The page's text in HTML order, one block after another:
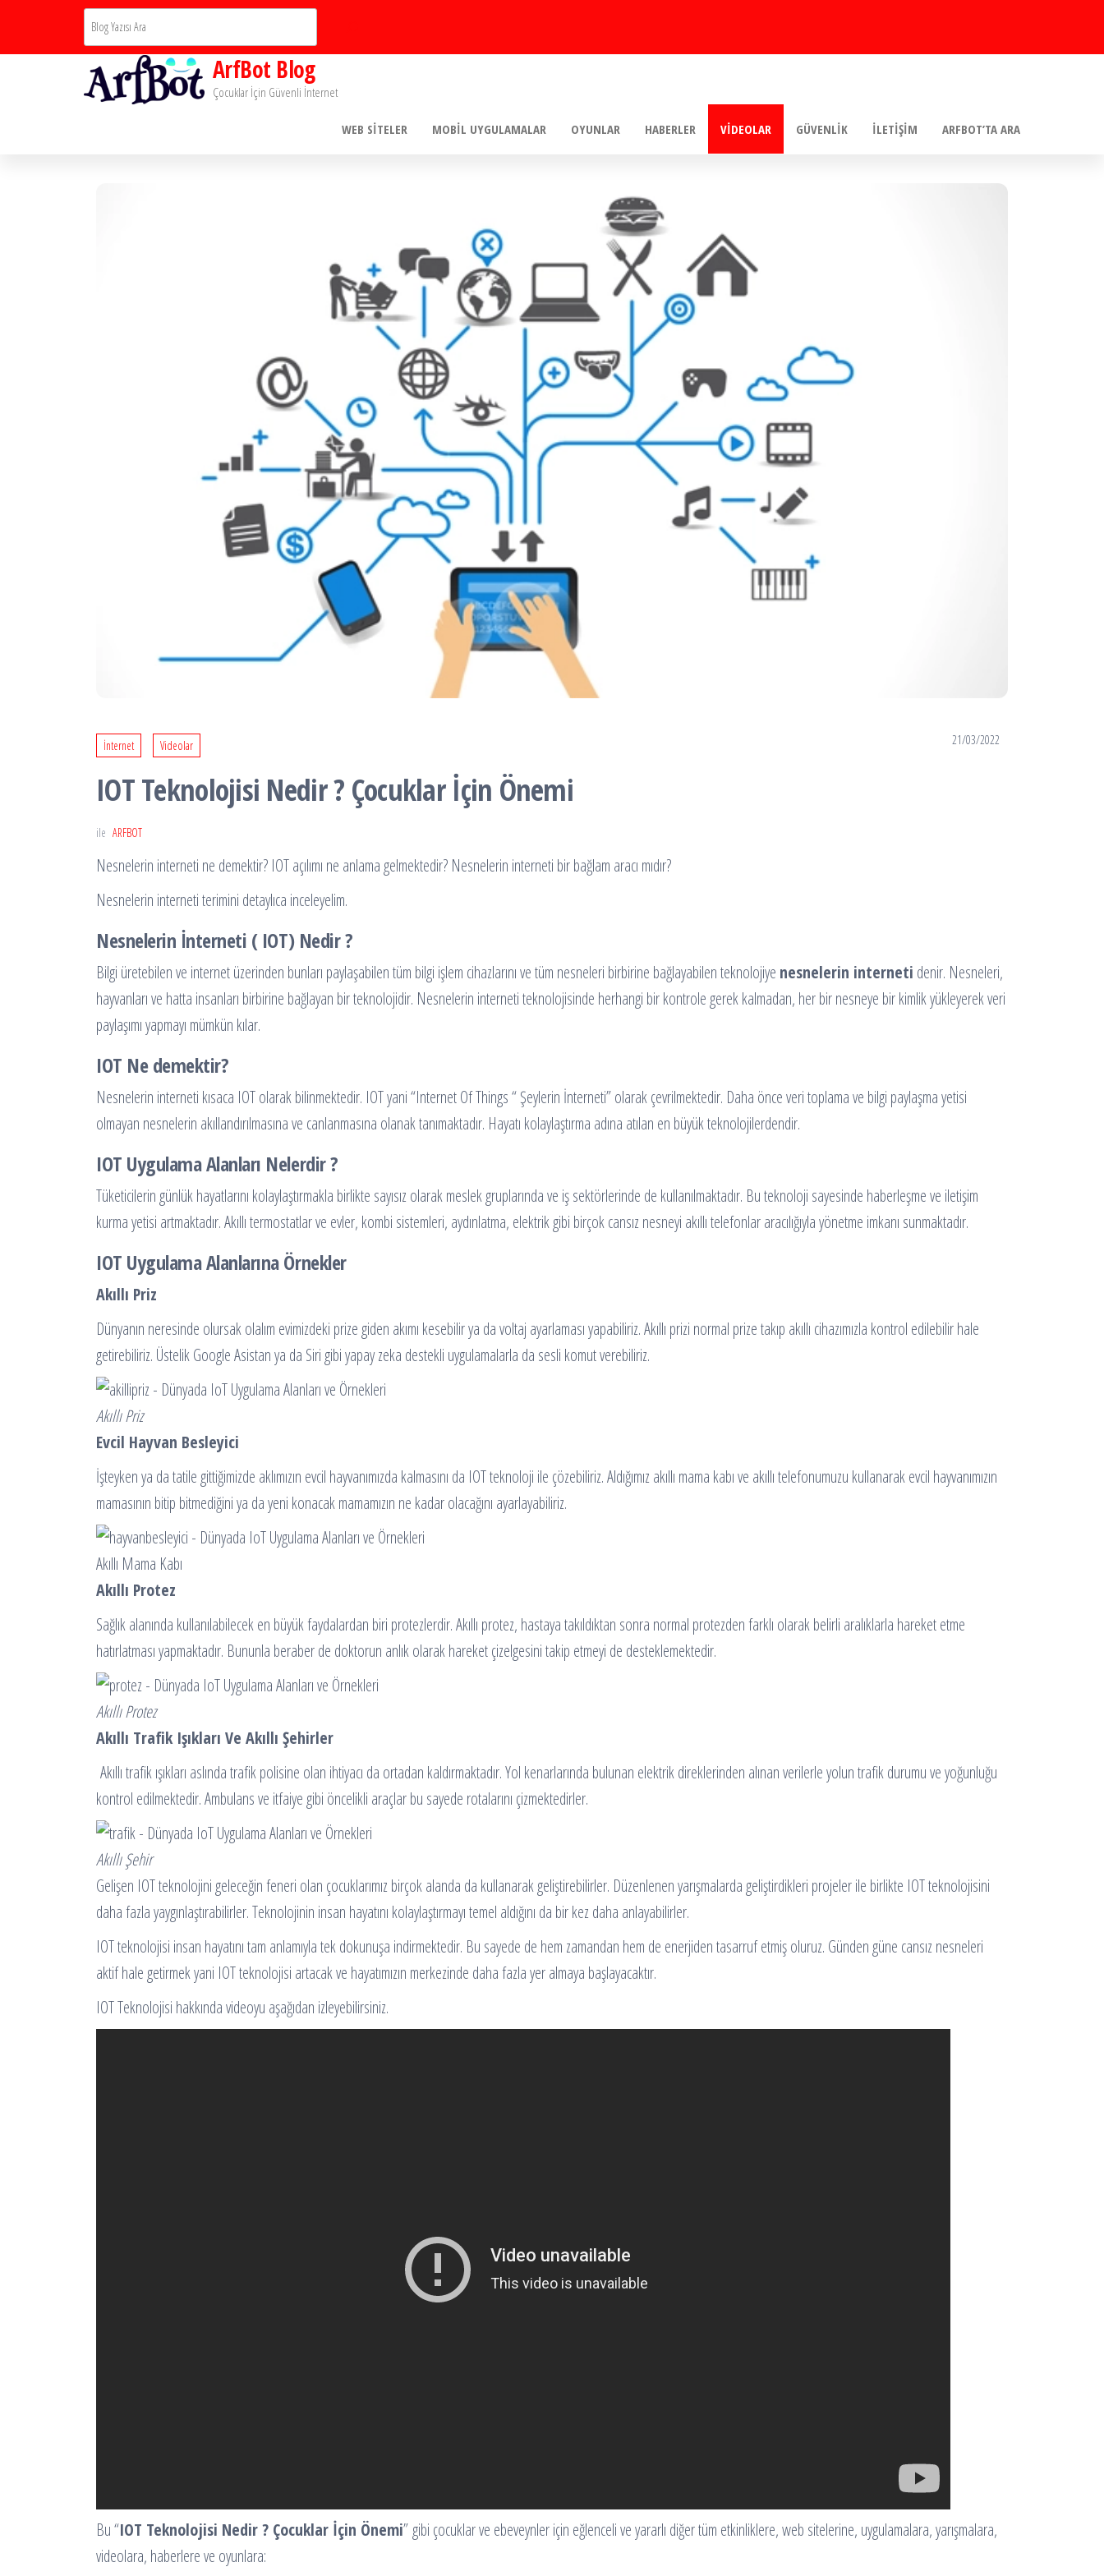
ArfBot Blog
Çocuklar İçin Güvenli İnternet
WEB SITELER MOBIL UYGULAMALAR OYUNLAR HABERLER VIDEOLAR GÜVENLIK İLETIŞIM ARFBOT’TA ARA
İnternet Videolar 21/03/2022
IOT Teknolojisi Nedir ? Çocuklar İçin Önemi
ile ARFBOT
Nesnelerin interneti ne demektir? IOT açılımı ne anlama gelmektedir? Nesnelerin interneti bir bağlam aracı mıdır?
Nesnelerin interneti terimini detaylıca inceleyelim.
Nesnelerin İnterneti ( IOT) Nedir ?
Bilgi üretebilen ve internet üzerinden bunları paylaşabilen tüm bilgi işlem cihazlarını ve tüm nesneleri birbirine bağlayabilen teknolojiye nesnelerin interneti denir. Nesneleri,
hayvanları ve hatta insanları birbirine bağlayan bir teknolojidir. Nesnelerin interneti teknolojisinde herhangi bir kontrole gerek kalmadan, her bir nesneye bir kimlik yükleyerek veri
paylaşımı yapmayı mümkün kılar.
IOT Ne demektir?
Nesnelerin interneti kısaca IOT olarak bilinmektedir. IOT yani “Internet Of Things “ Şeylerin İnterneti” olarak çevrilmektedir. Daha önce veri toplama ve bilgi paylaşma yetisi
olmayan nesnelerin akıllandırılmasına ve canlanmasına olanak tanımaktadır. Hayatı kolaylaştırma adına atılan en büyük teknolojilerdendir.
IOT Uygulama Alanları Nelerdir ?
Tüketicilerin günlük hayatlarını kolaylaştırmakla birlikte sayısız olarak meslek gruplarında ve iş sektörlerinde de kullanılmaktadır. Bu teknoloji sayesinde haberleşme ve iletişim
kurma yetisi artmaktadır. Akıllı termostatlar ve evler, kombi sistemleri, aydınlatma, elektrik gibi birçok cansız nesneyi akıllı telefonlar aracılığıyla yönetme imkanı sunmaktadır.
IOT Uygulama Alanlarına Örnekler
Akıllı Priz
Dünyanın neresinde olursak olalım evimizdeki prize giden akımı kesebilir ya da voltaj ayarlaması yapabiliriz. Akıllı prizi normal prize takıp akıllı cihazımızla kontrol edilebilir hale
getirebiliriz. Üstelik Google Asistan ya da Siri gibi yapay zeka destekli uygulamalarla da sesli komut verebiliriz.
Akıllı Priz
Evcil Hayvan Besleyici
İşteyken ya da tatile gittiğimizde aklımızın evcil hayvanımızda kalmasını da IOT teknoloji ile çözebiliriz. Aldığımız akıllı mama kabı ve akıllı telefonumuzu kullanarak evcil hayvanımızın
mamasının bitip bitmediğini ya da yeni konacak mamamızın ne kadar olacağını ayarlayabiliriz.
Akıllı Mama Kabı
Akıllı Protez
Sağlık alanında kullanılabilecek en büyük faydalardan biri protezlerdir. Akıllı protez, hastaya takıldıktan sonra normal protezden farklı olarak belirli aralıklarla hareket etme
hatırlatması yapmaktadır. Bununla beraber de doktorun anlık olarak hareket çizelgesini takip etmeyi de desteklemektedir.
Akıllı Protez
Akıllı Trafik Işıkları Ve Akıllı Şehirler
Akıllı trafik ışıkları aslında trafik polisine olan ihtiyacı da ortadan kaldırmaktadır. Yol kenarlarında bulunan elektrik direklerinden alınan verilerle yolun trafik durumu ve yoğunluğu
kontrol edilmektedir. Ambulans ve itfaiye gibi öncelikli araçlar bu sayede rotalarını çizmektedirler.
Akıllı Şehir
Gelişen IOT teknolojini geleceğin feneri olan çocuklarımız birçok alanda da kullanarak geliştirebilirler. Düzenlenen yarışmalarda geliştirdikleri projeler ile birlikte IOT teknolojisini
daha fazla yaygınlaştırabilirler. Teknolojinin insan hayatını kolaylaştırmayı temel aldığını da bir kez daha anlayabilirler.
IOT teknolojisi insan hayatını tam anlamıyla tek dokunuşa indirmektedir. Bu sayede de hem zamandan hem de enerjiden tasarruf etmiş oluruz. Günden güne cansız nesneleri
aktif hale getirmek yani IOT teknolojisi artacak ve hayatımızın merkezinde daha fazla yer almaya başlayacaktır.
IOT Teknolojisi hakkında videoyu aşağıdan izleyebilirsiniz.
Bu “IOT Teknolojisi Nedir ? Çocuklar İçin Önemi” gibi çocuklar ve ebeveynler için eğlenceli ve yararlı diğer tüm etkinliklere, web sitelerine, uygulamalara, yarışmalara,
videolara, haberlere ve oyunlara: